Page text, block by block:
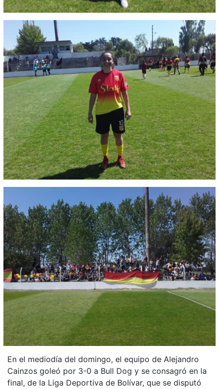
En el mediodía del domingo, el equipo de Alejandro
Cainzos goleó por 3-0 a Bull Dog y se consagró en la
final, de la Liga Deportiva de Bolívar, que se disputó